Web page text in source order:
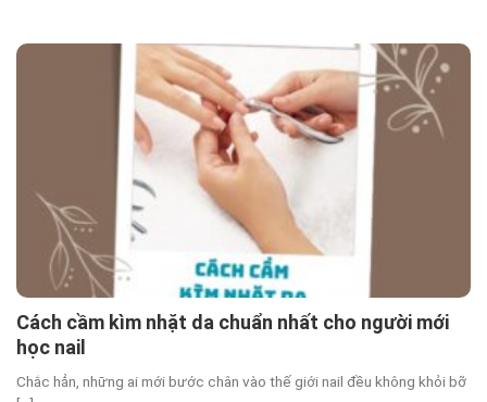
Cách cầm kìm nhặt da chuẩn nhất cho người mới
học nail
Chắc hẳn, những ai mới bước chân vào thế giới nail đều không khỏi bỡ